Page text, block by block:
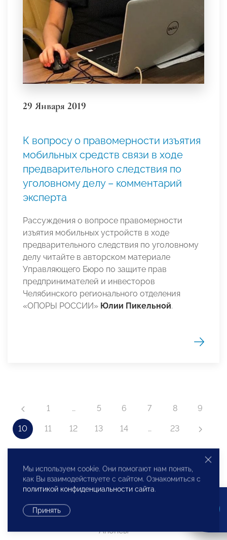
29 Января 2019
К вопросу о правомерности изъятия
мобильных средств связи в ходе
предварительного следствия по
уголовному делу – комментарий
эксперта
Рассуждения о вопросе правомерности
изъятия мобильных устройств в ходе
предварительного следствия по уголовному
делу читайте в авторском материале
Управляющего Бюро по защите прав
предпринимателей и инвесторов
Челябинского регионального отделения
«ОПОРЫ РОССИИ» Юлии Пикельной.
1 … 5 6 7 8 9
10 11 12 13 14 … 23
Все
Анонсы
Мы используем cookie. Они помогают нам понять,
как Вы взаимодействуете с сайтом. Ознакомиться с
политикой конфиденциальности сайта.
Принять